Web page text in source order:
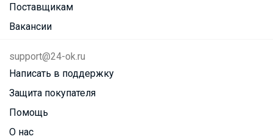
Поставщикам
Вакансии
support@24-ok.ru
Написать в поддержку
Защита покупателя
Помощь
О нас